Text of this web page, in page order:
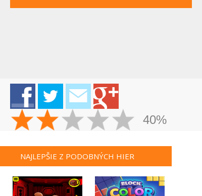
40%
NAJLEPŠIE Z PODOBNÝCH HIER